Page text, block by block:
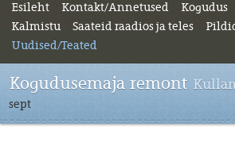
Esileht Kontakt/Annetused Kogudus
Kalmistu
Saateid raadios ja teles
Uudised/Teated
Kogudusemaja remont
sept